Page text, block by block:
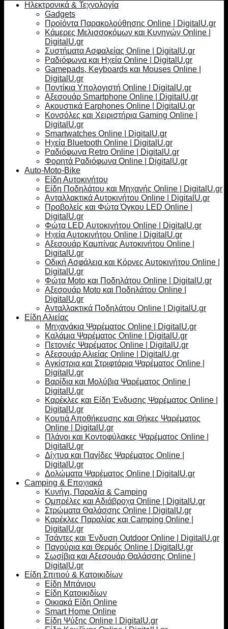
Ηλεκτρονικά & Τεχνολογία
Gadgets
Προϊόντα Παρακολούθησης Online | DigitalU.gr
Κάμερες Μελισσοκόμων και Κυνηγών Online |
DigitalU.gr
Συστήματα Ασφαλείας Online | DigitalU.gr
Ραδιόφωνα και Ηχεία Online | DigitalU.gr
Gamepads, Keyboards και Mouses Online |
DigitalU.gr
Ποντίκια Υπολογιστή Online | DigitalU.gr
Αξεσουάρ Smartphone Online | DigitalU.gr
Ακουστικά Earphones Online | DigitalU.gr
Κονσόλες και Χειριστήρια Gaming Online |
DigitalU.gr
Smartwatches Online | DigitalU.gr
Ηχεία Bluetooth Online | DigitalU.gr
Ραδιόφωνα Retro Online | DigitalU.gr
Φορητά Ραδιόφωνα Online | DigitalU.gr
Auto-Moto-Bike
Είδη Αυτοκινήτου
Είδη Ποδηλάτου και Μηχανής Online | DigitalU.gr
Ανταλλακτικά Αυτοκινήτου Online | DigitalU.gr
Προβολείς και Φώτα Όγκου LED Online |
DigitalU.gr
Φώτα LED Αυτοκινήτου Online | DigitalU.gr
Ηχεία Αυτοκινήτου Online | DigitalU.gr
Αξεσουάρ Καμπίνας Αυτοκινήτου Online |
DigitalU.gr
Οδική Ασφάλεια και Κόρνες Αυτοκινήτου Online |
DigitalU.gr
Φώτα Moto και Ποδηλάτου Online | DigitalU.gr
Αξεσουάρ Moto και Ποδηλάτου Online |
DigitalU.gr
Ανταλλακτικά Ποδηλάτου Online | DigitalU.gr
Είδη Αλιείας
Μηχανάκια Ψαρέματος Online | DigitalU.gr
Καλάμια Ψαρέματος Online | DigitalU.gr
Πετονιές Ψαρέματος Online | DigitalU.gr
Αξεσουάρ Αλιείας Online | DigitalU.gr
Αγκίστρια και Στριφτάρια Ψαρέματος Online |
DigitalU.gr
Βαρίδια και Μολύβια Ψαρέματος Online |
DigitalU.gr
Καρέκλες και Είδη Ένδυσης Ψαρέματος Online |
DigitalU.gr
Κουτιά Αποθήκευσης και Θήκες Ψαρέματος
Online | DigitalU.gr
Πλάνοι και Κοντοφύλακες Ψαρέματος Online |
DigitalU.gr
Δίχτυα και Παγίδες Ψαρέματος Online |
DigitalU.gr
Δολώματα Ψαρέματος Online | DigitalU.gr
Camping & Εποχιακά
Κυνήγι, Παραλία & Camping
Ομπρέλες και Αδιάβροχα Online | DigitalU.gr
Στρώματα Θαλάσσης Online | DigitalU.gr
Καρέκλες Παραλίας και Camping Online |
DigitalU.gr
Τσάντες και Ένδυση Outdoor Online | DigitalU.gr
Παγούρια και Θερμός Online | DigitalU.gr
Σωσίβια και Αξεσουάρ Θαλάσσης Online |
DigitalU.gr
Είδη Σπιτιού & Κατοικιδίων
Είδη Μπάνιου
Είδη Κατοικιδίων
Οικιακά Είδη Online
Smart Home Online
Είδη Ψύξης Online | DigitalU.gr